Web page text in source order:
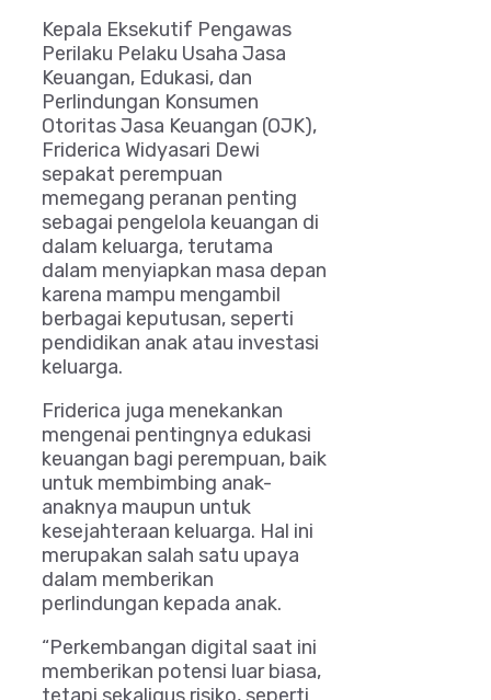
Kepala Eksekutif Pengawas
Perilaku Pelaku Usaha Jasa
Keuangan, Edukasi, dan
Perlindungan Konsumen
Otoritas Jasa Keuangan (OJK),
Friderica Widyasari Dewi
sepakat perempuan
memegang peranan penting
sebagai pengelola keuangan di
dalam keluarga, terutama
dalam menyiapkan masa depan
karena mampu mengambil
berbagai keputusan, seperti
pendidikan anak atau investasi
keluarga.
Friderica juga menekankan
mengenai pentingnya edukasi
keuangan bagi perempuan, baik
untuk membimbing anak-
anaknya maupun untuk
kesejahteraan keluarga. Hal ini
merupakan salah satu upaya
dalam memberikan
perlindungan kepada anak.
“Perkembangan digital saat ini
memberikan potensi luar biasa,